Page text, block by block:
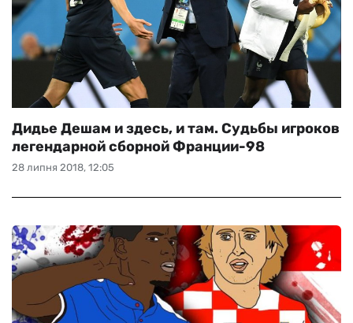
28 липня 2018, 12:05
Дидье Дешам и здесь, и там. Судьбы игроков
легендарной сборной Франции-98